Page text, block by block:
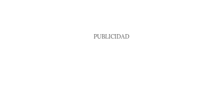
PUBLICIDAD